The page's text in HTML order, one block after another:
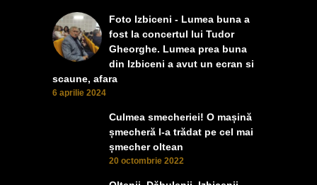
Foto Izbiceni - Lumea buna a
fost la concertul lui Tudor
Gheorghe. Lumea prea buna
din Izbiceni a avut un ecran si
scaune, afara
6 aprilie 2024
Culmea smecheriei! O mașină
șmecheră l-a trădat pe cel mai
șmecher oltean
20 octombrie 2022